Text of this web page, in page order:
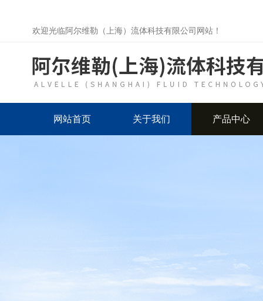
欢迎光临阿尔维勒（上海）流体科技有限公司网站！
网站首页 关于我们 产品中心